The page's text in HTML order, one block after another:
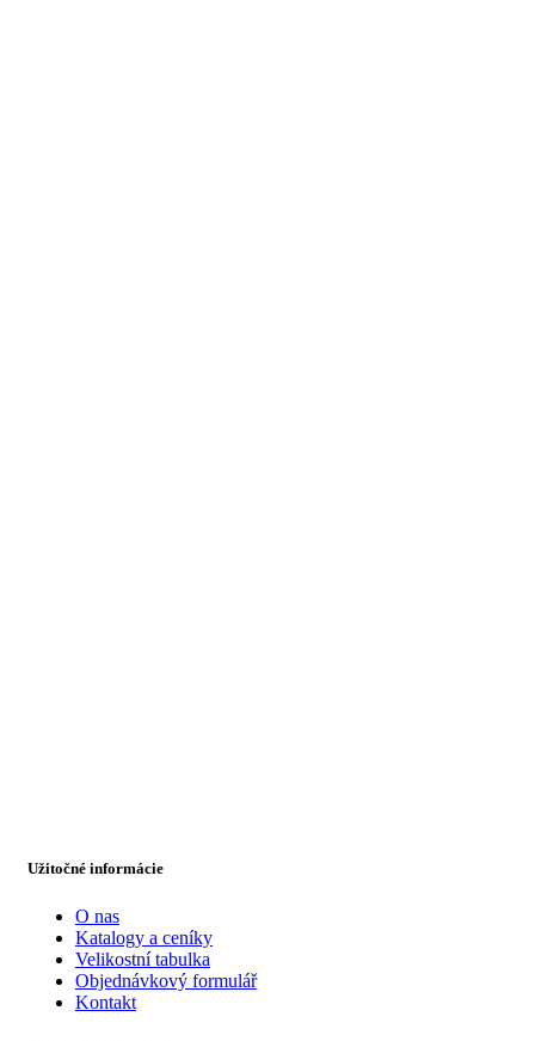
Užitočné informácie
O nas
Katalogy a ceníky
Velikostní tabulka
Objednávkový formulář
Kontakt